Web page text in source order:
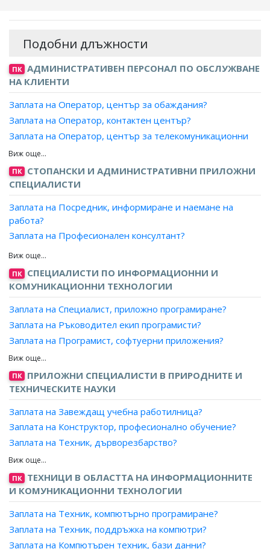
Подобни длъжности
ПК АДМИНИСТРАТИВЕН ПЕРСОНАЛ ПО ОБСЛУЖВАНЕ
НА КЛИЕНТИ
Заплата на Оператор, център за обаждания?
Заплата на Оператор, контактен център?
Заплата на Оператор, център за телекомуникационни
услуги?
Заплата на Специалист, телефон на зрителя?
Заплата на Информатор, пътническо обслужване?
ПК СТОПАНСКИ И АДМИНИСТРАТИВНИ ПРИЛОЖНИ
СПЕЦИАЛИСТИ
Заплата на Посредник, информиране и наемане на
работа?
Заплата на Професионален консултант?
Заплата на Трудов посредник?
Заплата на Мениджър на случай/ Кейс мениджър?
Заплата на Консултант, подкрепена заетост?
ПК СПЕЦИАЛИСТИ ПО ИНФОРМАЦИОННИ И
КОМУНИКАЦИОННИ ТЕХНОЛОГИИ
Заплата на Специалист, приложно програмиране?
Заплата на Ръководител екип програмисти?
Заплата на Програмист, софтуерни приложения?
Заплата на Програмист, системи за управление на
бизнеса?
Заплата на Програмист, системи за управление на бази
данни?
ПК ПРИЛОЖНИ СПЕЦИАЛИСТИ В ПРИРОДНИТЕ И
ТЕХНИЧЕСКИТЕ НАУКИ
Заплата на Завеждащ учебна работилница?
Заплата на Конструктор, професионално обучение?
Заплата на Техник, дърворезбарство?
Заплата на Техник, количествени измервания?
Заплата на Техник, мебелно производство?
Заплата на Техник, медицинска техника?
Заплата на Техник, робот?
Заплата на Техник, подвижна пощенска станция?
Заплата на Техник, продукция?
ПК ТЕХНИЦИ В ОБЛАСТТА НА ИНФОРМАЦИОННИТЕ
И КОМУНИКАЦИОННИ ТЕХНОЛОГИИ
Заплата на Техник, компютърно програмиране?
Заплата на Техник, поддръжка на компютри?
Заплата на Компютърен техник, бази данни?